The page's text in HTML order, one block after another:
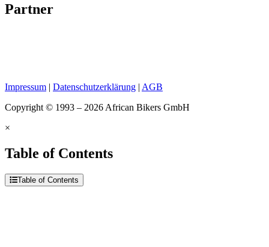
Partner
Impressum Datenschutzerklärung AGB
Copyright © 1993 – 2026 African Bikers GmbH
×
Table of Contents
Table of Contents